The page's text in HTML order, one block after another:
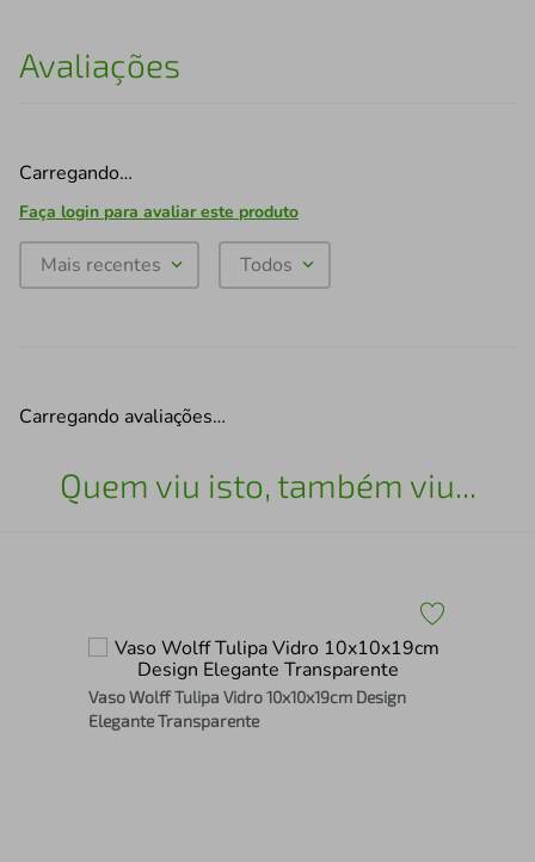
Avaliações
Carregando…
Faça login para avaliar este produto
Mais recentes Todos
Carregando avaliações…
Quem viu isto, também viu...
Vaso Wolff Tulipa Vidro 10x10x19cm Design
Elegante Transparente